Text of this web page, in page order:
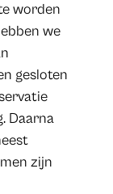
worden
we
gesloten
Daarna
zijn